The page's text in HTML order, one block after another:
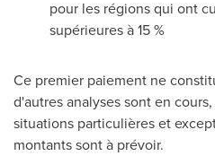
pour les régions qui ont
supérieures à 15 %
Ce premier paiement ne
d'autres analyses sont en
situations particulières et
montants sont à prévoir.